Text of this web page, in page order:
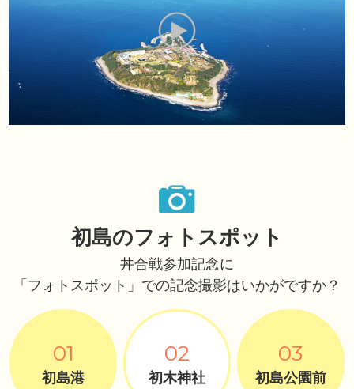
初島のフォトスポット
丼合戦参加記念に
「フォトスポット」での記念撮影はいかがですか？
01
初島港
02
初木神社
03
初島公園前